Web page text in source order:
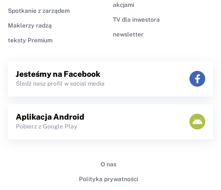
Spotkanie z zarządem
Maklerzy radzą
teksty Premium
akcjami
TV dla inwestora
newsletter
Jesteśmy na Facebook
Śledź nasz profil w social media
Aplikacja Android
Pobierz z Google Play
O nas
Polityka prywatności